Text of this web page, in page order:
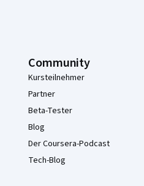
Community
Kursteilnehmer
Partner
Beta-Tester
Blog
Der Coursera-Podcast
Tech-Blog